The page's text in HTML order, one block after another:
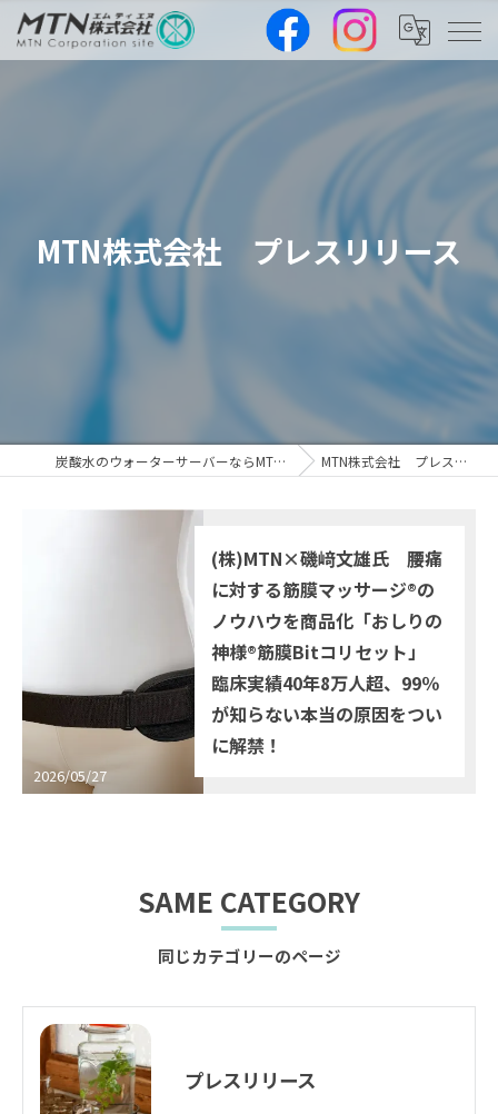
MTN株式会社 プレスリリース
炭酸水のウォーターサーバーならMTN株式会社 MTN株式会社 プレスリリース
2026/05/27
(株)MTN×磯﨑文雄氏 腰痛
に対する筋膜マッサージ®の
ノウハウを商品化「おしりの
神様®筋膜Bitコリセット」
臨床実績40年8万人超、99％
が知らない本当の原因をつい
に解禁！
同じカテゴリーのページ
SAME CATEGORY
プレスリリース